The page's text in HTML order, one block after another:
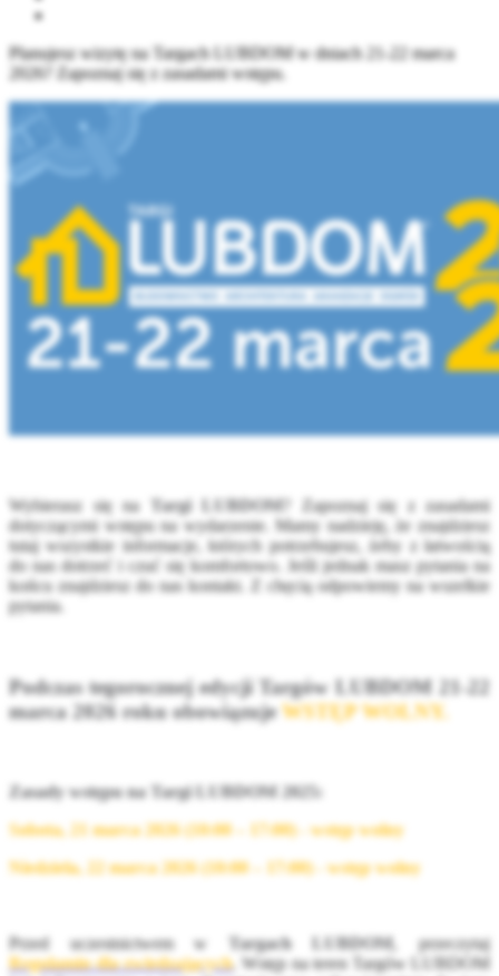
Planujesz wizytę na Targach LUBDOM w dniach 21-22 marca
2026? Zapoznaj się z zasadami wstępu.
Wybierasz się na Targi LUBDOM ? Zapoznaj się z zasadami
dotyczącymi wstępu na wydarzenie. Mamy nadzieję, że znajdziesz
tutaj wszystkie informacje, których potrzebujesz, żeby z łatwością
do nas dotrzeć i czuć się komfortowo. Jeśli jednak masz pytania na
końcu znajdziesz do nas kontakt. Z chęcią odpowiemy na wszelkie
pytania.
Podczas tegorocznej edycji Targów LUBDOM 21-22
marca 2026 roku obowiązuje WSTĘP WOLNY
Zasady wstępu na Targi LUBDOM 2025:
Sobota, 21 marca 2026 (10:00 – 17:00) - wstęp wolny
Niedziela, 22 marca 2026 (10:00 – 17:00) - wstęp wolny
Przed uczestnictwem w Targach LUBDOM , przeczytaj
Regulamin dla zwiedzających. Wstęp na teren Targów LUBDOM